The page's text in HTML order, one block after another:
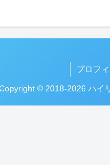
プロフ
© 2018-2026 ハイ